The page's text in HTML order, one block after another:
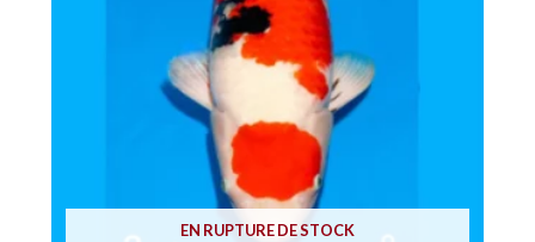
EN RUPTURE DE STOCK